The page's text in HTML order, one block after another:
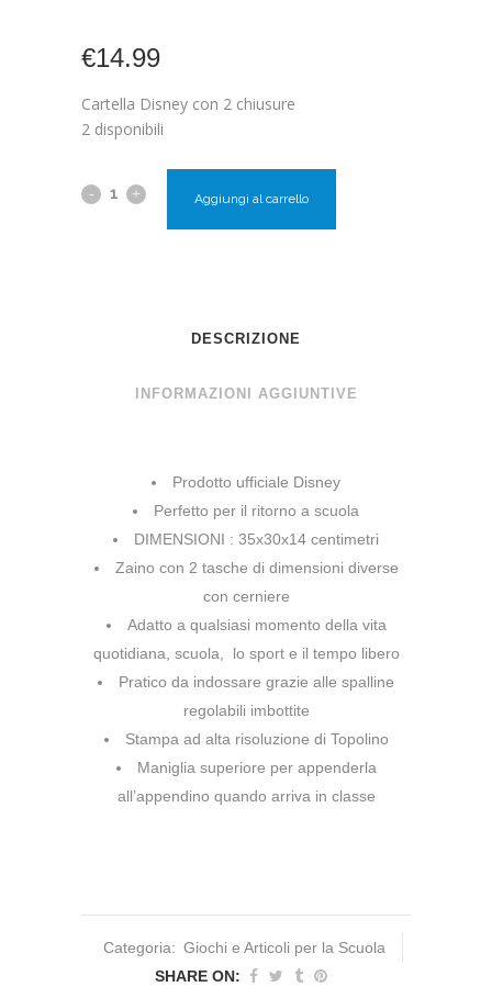
€14.99
Cartella Disney con 2 chiusure
2 disponibili
Aggiungi al carrello
DESCRIZIONE
INFORMAZIONI AGGIUNTIVE
Prodotto ufficiale Disney
Perfetto per il ritorno a scuola
DIMENSIONI : 35x30x14 centimetri
Zaino con 2 tasche di dimensioni diverse
con cerniere
Adatto a qualsiasi momento della vita
quotidiana, scuola, lo sport e il tempo libero
Pratico da indossare grazie alle spalline
regolabili imbottite
Stampa ad alta risoluzione di Topolino
Maniglia superiore per appenderla
all’appendino quando arriva in classe
Categoria: Giochi e Articoli per la Scuola
SHARE ON: